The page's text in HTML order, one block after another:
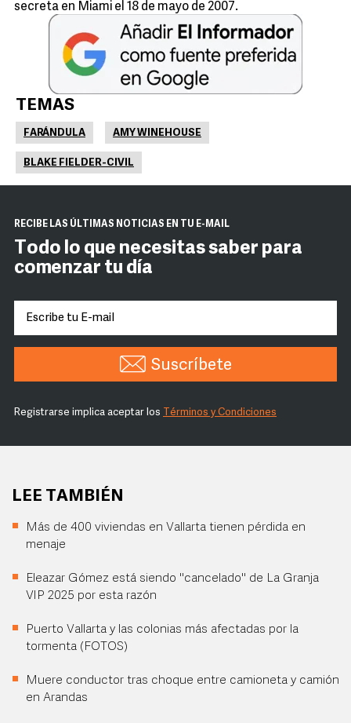
secreta en Miami el 18 de mayo de 2007.
TEMAS
FARÁNDULA AMY WINEHOUSE
BLAKE FIELDER-CIVIL
RECIBE LAS ÚLTIMAS NOTICIAS EN TU E-MAIL
Todo lo que necesitas saber para
comenzar tu día
Suscríbete
Registrarse implica aceptar los Términos y Condiciones
LEE TAMBIÉN
Más de 400 viviendas en Vallarta tienen pérdida en
menaje
Eleazar Gómez está siendo "cancelado" de La Granja
VIP 2025 por esta razón
Puerto Vallarta y las colonias más afectadas por la
tormenta (FOTOS)
Muere conductor tras choque entre camioneta y camión
en Arandas